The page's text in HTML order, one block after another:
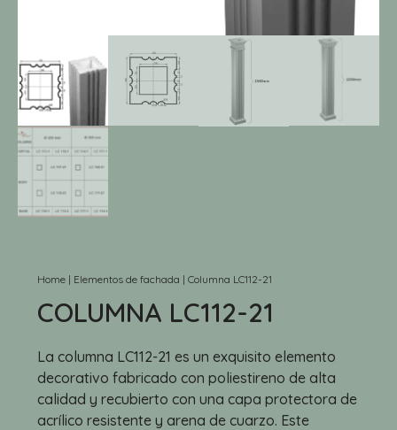
Home | Elementos de fachada | Columna LC112-21
COLUMNA LC112-21
La columna LC112-21 es un exquisito elemento
decorativo fabricado con poliestireno de alta
calidad y recubierto con una capa protectora de
acrílico resistente y arena de cuarzo. Este